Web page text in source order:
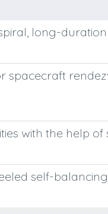
long-
spacecraft
with the help of
self-